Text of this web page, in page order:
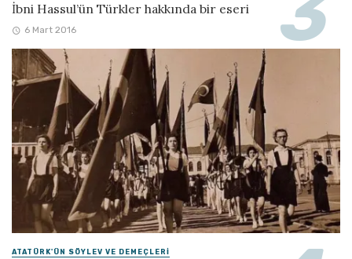
İbni Hassul’ün Türkler hakkında bir eseri
6 Mart 2016
ATATÜRK'ÜN SÖYLEV VE DEMEÇLERI